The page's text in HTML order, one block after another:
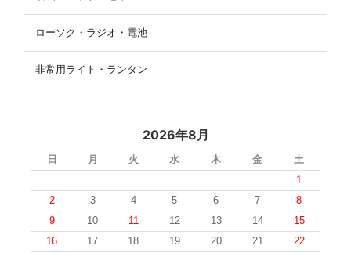
ローソク・ラジオ・電池
非常用ライト・ランタン
2026年8月
日 月 火 水 木 金
土
1
2
3 4 5 6 7
8
9
10 11 12 13 14
15
16
17 18 19 20 21
22